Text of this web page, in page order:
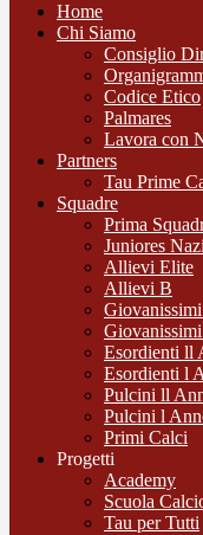
Home
Chi Siamo
Consiglio
Codice Etico
Palmares
Lavora con
Partners
Tau Prime
Squadre
Prima
Juniores
Allievi Elite
Allievi B
Esordienti ll
Esordienti l
Pulcini ll
Pulcini l
Primi Calci
Progetti
Academy
Scuola
Tau per Tutti